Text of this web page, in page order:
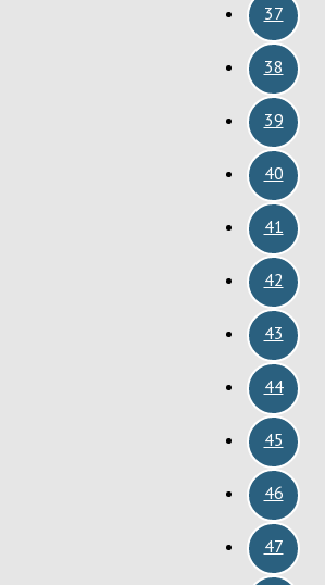
37
38
39
40
41
42
43
44
45
46
47